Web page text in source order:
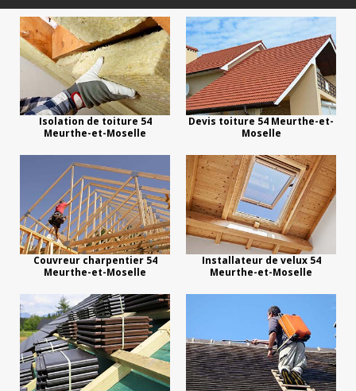
Isolation de toiture 54
Meurthe-et-Moselle
Devis toiture 54 Meurthe-et-
Moselle
Couvreur charpentier 54
Meurthe-et-Moselle
Installateur de velux 54
Meurthe-et-Moselle